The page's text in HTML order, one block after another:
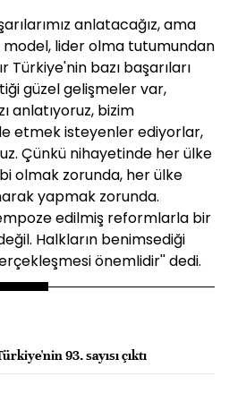
anlatacağız, ama
lider olma tutumundan
Türkiye'nin bazı başarıları
güzel gelişmeler var,
anlatıyoruz, bizim
etmek isteyenler ediyorlar,
Çünkü nihayetinde her ülke
olmak zorunda, her ülke
yapmak zorunda.
empoze edilmiş reformlarla bir
Halkların benimsediği
önemlidir'' dedi.
93. sayısı çıktı